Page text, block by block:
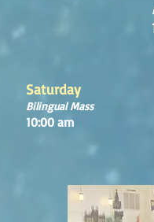
Saturday
Bilingual Mass
10:00 am